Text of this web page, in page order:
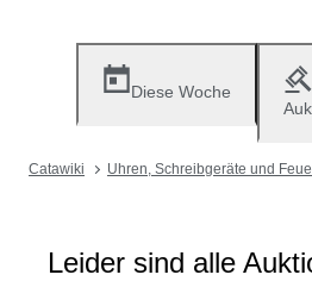
Diese Woche
Catawiki Uhren, Schreibgeräte und
Leider sind alle